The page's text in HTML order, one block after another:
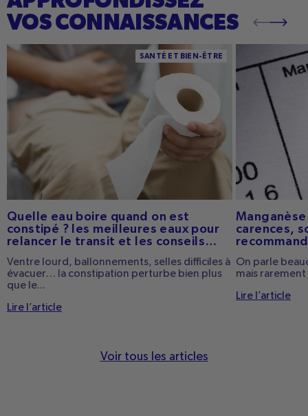
VOS CONNAISSANCES
Quelle eau boire quand on est constipé ? Les
conseils pratiques
SANTÉ ET BIEN-ÊTRE
Quelle eau boire quand on est
constipé ? les meilleures eaux pour
relancer le transit et les conseils
Ventre lourd, ballonnements, selles difficiles à
évacuer… la constipation perturbe bien plus
que le...
Lire l’article
Manganèse :
sources et
carences,
On parle
mais rarement
Lire l’article
Voir tous les articles